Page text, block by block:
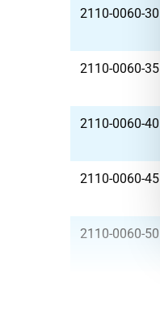
2110-0060-30
2110-0060-35
2110-0060-40
2110-0060-45
2110-0060-50